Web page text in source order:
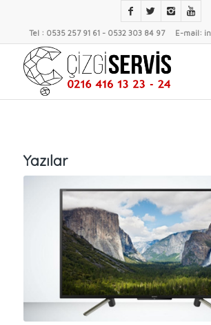
Tel : 0535 257 91 61 - 0532 303 84 97 E-mail:
Yazılar